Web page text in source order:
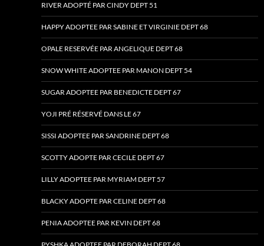
RIVER ADOPTÉ PAR CINDY DEPT 51
HAPPY ADOPTEE PAR SABINE ET VIRGINIE DEPT 68
OPALE RESERVÉE PAR ANGELIQUE DEPT 68
SNOW WHITE ADOPTEE PAR MANON DEPT 54
SUGAR ADOPTEE PAR BENEDICTE DEPT 67
YOJI PRÉ RÉSERVÉ DANS LE 67
SISSI ADOPTEE PAR SANDRINE DEPT 68
SCOTTY ADOPTE PAR CECILE DEPT 67
LILLY ADOPTEE PAR MYRIAM DEPT 57
BLACKY ADOPTE PAR CELINE DEPT 68
PENIA ADOPTEE PAR KEVIN DEPT 68